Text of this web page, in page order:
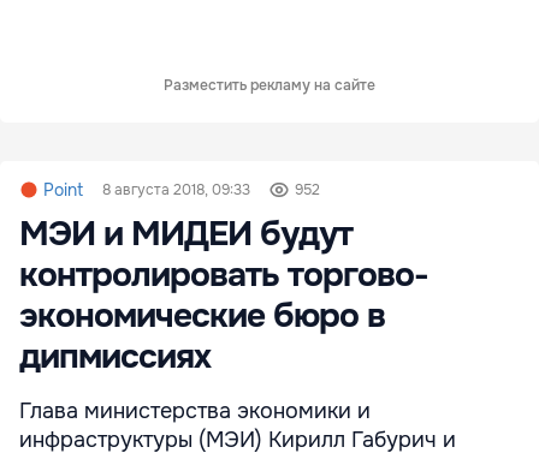
Разместить рекламу на сайте
Point 8 августа 2018, 09:33 952
МЭИ и МИДЕИ будут
контролировать торгово-
экономические бюро в
дипмиссиях
Глава министерства экономики и
инфраструктуры (МЭИ) Кирилл Габурич и